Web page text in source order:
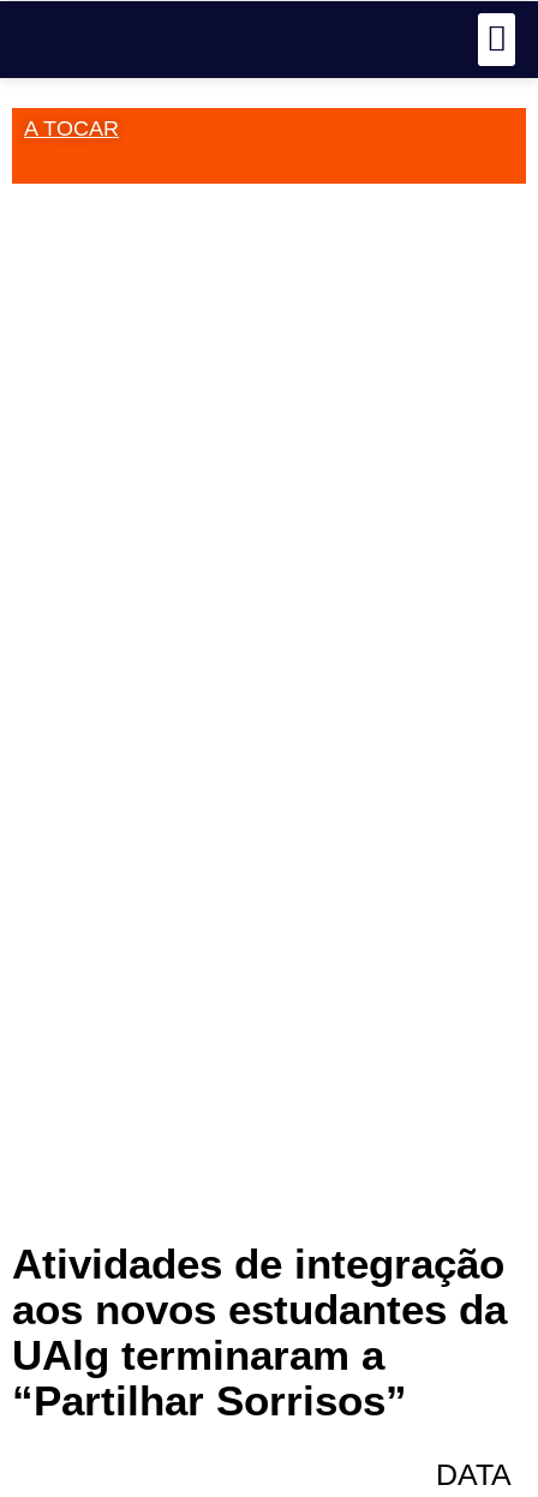
A TOCAR
Atividades de integração
aos novos estudantes da
UAlg terminaram a
“Partilhar Sorrisos”
DATA